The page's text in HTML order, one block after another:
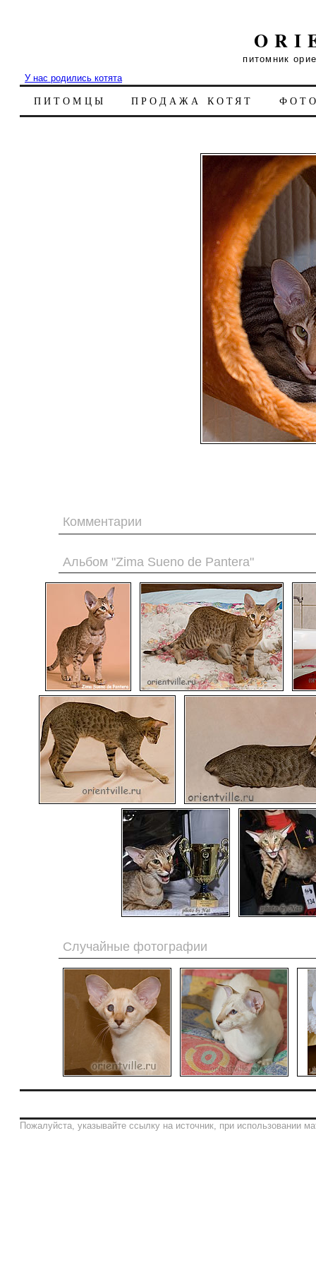
питомник
У нас родились котята
ПИТОМЦЫ ПРОДАЖА КОТЯТ
Комментарии
Альбом "Zima Sueno de Pantera"
Случайные фотографии
Пожалуйста, указывайте ссылку на источник, при использовании